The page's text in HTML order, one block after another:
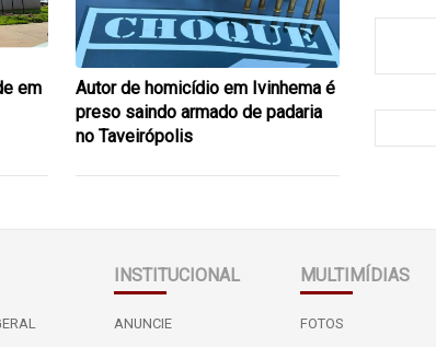
em
Autor de homicídio em Ivinhema é
preso saindo armado de padaria
no Taveirópolis
INSTITUCIONAL
ANUNCIE
MULTIMÍDIAS
FOTOS